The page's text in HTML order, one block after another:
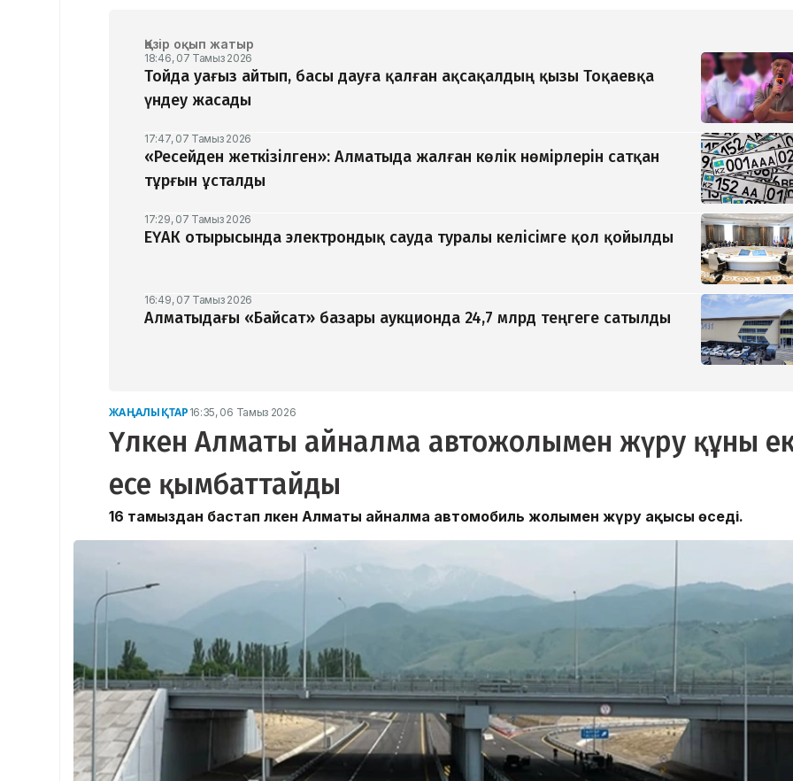
Қазір оқып жатыр
18:46, 07 Тамыз 2026
Тойда уағыз айтып, басы дауға қалған ақсақалдың қызы Тоқаевқа
үндеу жасады
17:47, 07 Тамыз 2026
«Ресейден жеткізілген»: Алматыда жалған көлік нөмірлерін сатқан
тұрғын ұсталды
17:29, 07 Тамыз 2026
ЕҮАК отырысында электрондық сауда туралы келісімге қол қойылды
16:49, 07 Тамыз 2026
Алматыдағы «Байсат» базары аукционда 24,7 млрд теңгеге сатылды
ЖАҢАЛЫҚТАР 16:35, 06 Тамыз 2026
Үлкен Алматы айналма автожолымен жүру құны
есе қымбаттайды
16 тамыздан бастап Үлкен Алматы айналма автомобиль жолымен жүру ақысы өседі.